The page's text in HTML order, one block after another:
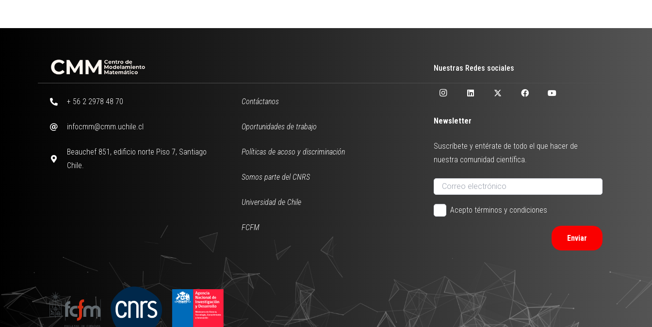
Nuestras Redes sociales
+ 56 2 2978 48 70
infocmm@cmm.uchile.cl
Beauchef 851, edificio norte Piso 7, Santiago
Chile.
Contáctanos
Oportunidades de trabajo
Políticas de acoso y discriminación
Somos parte del CNRS
Universidad de Chile
FCFM
Newsletter
Suscríbete y entérate de todo el que hacer de
nuestra comunidad científica.
Acepto términos y condiciones
Enviar